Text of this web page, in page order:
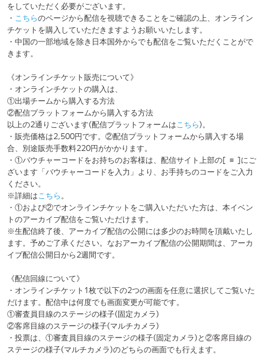
・発見次第、実行委員より注意させていただき、改善が見られない場合
にはご退場いただく場合がございます。
・上記に該当しない行為でも実行委員の判断により注意・ご退場いただ
く場合がございますのでご了承ください。なお、ご退場時にお客様の顔
写真付き身分証のご提示を求める場合がございます。
1. 食べ物
2. クラッカー等の火気
3. 天井や機材にひっかかるおそれのあるもの
4. 他のお客様のご迷惑になると実行委員が判断したもの
上記の物の持ち込みは一切禁止とさせていただきます。
《家族エリアについて》
・家族エリアとは、事前にフォームから申請のあった出場者のご家族の
方に対して設置するスペースになります。今大会ではスタンディングで
のご利用となります。予めご了承ください。
・場内上手後方に設置する予定です。設置場所に関しては予告なく変更
する場合がございます。
・家族エリアをご希望の出場者のご家族の方は必ず事前に出場者本人に
よる申請フォームの提出をお願いいたします。
・いかなる場合でも当日、出場者を個別にお呼びすることはできません
のでご注意ください。
・家族エリアのご利用をご希望のお客様は当日、家族認証受付にて本人
確認をお願いいたします。事前に申請いただくリストと照合の上、一般
受付にお並びください。
1. 飲食物(生ものでない市販品の食べ物のみお預かり可)
2. 一度開封したもの
3. 手作り品
4. 現金および金券
5. 銃や刀、火薬、花火などの危険物(模造品を含む)
6. お守り、お札、数珠、パワーストーン類
7. 高価なもの
8. その他実行委員がお預かりできないと判断したもの